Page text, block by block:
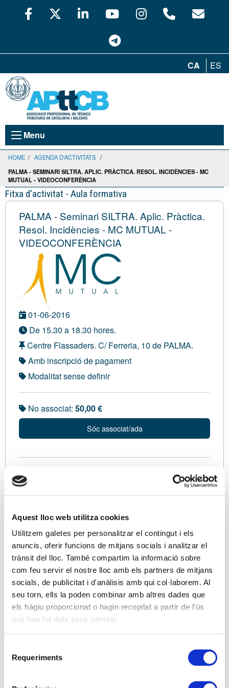
Aquest lloc web utilitza cookies
Utilitzem galetes per personalitzar el contingut i els
anuncis, oferir funcions de mitjans socials i analitzar el
trànsit del lloc. També compartim la informació sobre
com feu servir el nostre lloc amb els partners de mitjans
socials, de publicitat i d'anàlisis amb qui col·laborem. Al
seu torn, ells la poden combinar amb altres dades que
els hàgiu proporcionat o hagin recopilat a partir de l'ús
que heu fet dels seus serveis.
Requeriments
CA ES
Menu
HOME / AGENDA D'ACTIVITATS /
PALMA - SEMINARI SILTRA. APLIC. PRÀCTICA. RESOL. INCIDÈNCIES - MC
MUTUAL - VIDEOCONFERÈNCIA
Fitxa d'activitat - Aula formativa
PALMA - Seminari SILTRA. Aplic. Pràctica.
Resol. Incidències - MC MUTUAL -
VIDEOCONFERÈNCIA
01-06-2016
De 15.30 a 18.30 hores.
Centre Flassaders. C/ Ferreria, 10 de PALMA.
Amb inscripció de pagament
Modalitat sense definir
No associat: 50,00 €
Sóc associat/ada
Ponents
En Jesús Lajarín García, Cap de Secció del Sistema
de Barcelona.
Descripció
PRESENTACIÓ
La implantació del nou Sistema de Liquidació
Directa (SILTRA) segueix generant en el sector, un
seguit de consultes sobre el seu funcionament que
Un esdeveniment que hemos organitzat amb la
col·laboració de MC MUTUAL, des d’una vessant